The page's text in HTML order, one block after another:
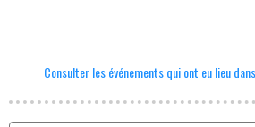
Consulter les événements qui ont eu lieu